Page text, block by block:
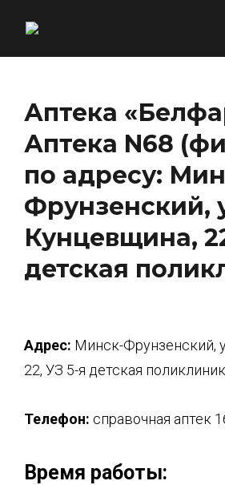
Аптека
Аптека N68
по адресу:
Фрунзенский,
Кунцевщина,
детская
Адрес: Минск-Фрунзенский,
22, УЗ 5-я детская
Телефон: справочная аптек
Время работы: